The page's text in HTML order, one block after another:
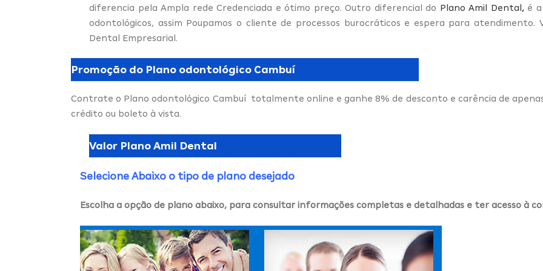
diferencia pela Ampla rede Credenciada e ótimo preço. Outro diferencial do Plano Amil Dental, é
odontológicos, assim Poupamos o cliente de processos burocráticos e espera para atendimento.
Dental Empresarial.
Promoção do Plano odontológico Cambuí
Contrate o Plano odontológico Cambuí totalmente online e ganhe 8% de desconto e carência de
crédito ou boleto à vista.
Valor Plano Amil Dental
Selecione Abaixo o tipo de plano desejado
Escolha a opção de plano abaixo, para consultar informações completas e detalhadas e ter acesso à